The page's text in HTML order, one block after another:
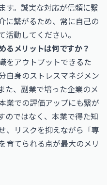
す。誠実な対応が信頼に繋
に繋がるため、常に自己の
動してください。
るメリットは何ですか？
をアウトプットできるた
自身のストレスマネジメン
た、副業で培った企業のメ
業での評価アップにも繋が
のではなく、本業で得た知
、リスクを抑えながら「専
育てられる点が最大のメリ